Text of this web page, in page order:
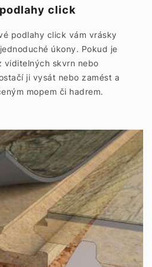
click
podlahy click vám vrásky
úkony. Pokud je
viditelných skvrn nebo
ji vysát nebo zamést a
mopem či hadrem.